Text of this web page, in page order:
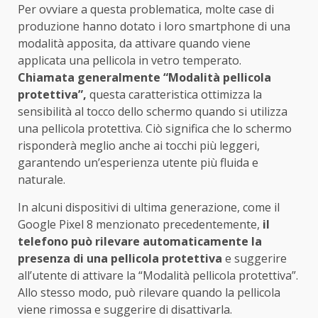
Per ovviare a questa problematica, molte case di
produzione hanno dotato i loro smartphone di una
modalità apposita, da attivare quando viene
applicata una pellicola in vetro temperato.
Chiamata generalmente “Modalità pellicola
protettiva”, questa caratteristica ottimizza la
sensibilità al tocco dello schermo quando si utilizza
una pellicola protettiva. Ciò significa che lo schermo
risponderà meglio anche ai tocchi più leggeri,
garantendo un’esperienza utente più fluida e
naturale.
In alcuni dispositivi di ultima generazione, come il
Google Pixel 8 menzionato precedentemente, il
telefono può rilevare automaticamente la
presenza di una pellicola protettiva e suggerire
all’utente di attivare la “Modalità pellicola protettiva”.
Allo stesso modo, può rilevare quando la pellicola
viene rimossa e suggerire di disattivarla.